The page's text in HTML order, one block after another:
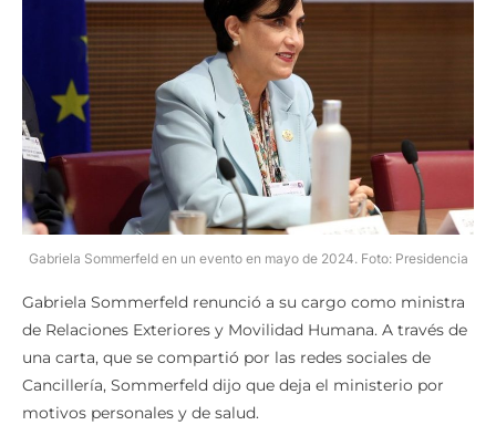
Gabriela Sommerfeld en un evento en mayo de 2024. Foto: Presidencia
Gabriela Sommerfeld renunció a su cargo como ministra
de Relaciones Exteriores y Movilidad Humana. A través de
una carta, que se compartió por las redes sociales de
Cancillería, Sommerfeld dijo que deja el ministerio por
motivos personales y de salud.